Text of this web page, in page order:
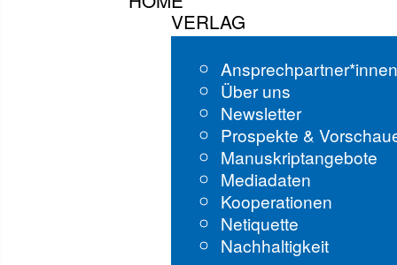
VERLAG
Über uns
Newsletter
Prospekte &
Manuskriptangebote
Mediadaten
Kooperationen
Netiquette
Nachhaltigkeit